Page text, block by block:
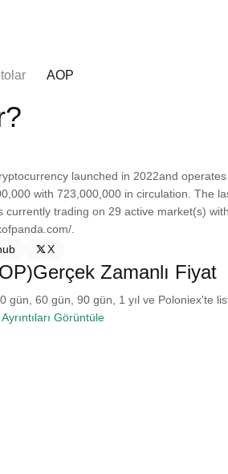
AOP
launched in 2022and
with 723,000,000 in circulation. The
currently trading on 29 active market(s)
.
X
Zamanlı Fiyat
gün, 60 gün, 90 gün, 1 yıl ve Poloniex'te
Ayrıntıları Görüntüle